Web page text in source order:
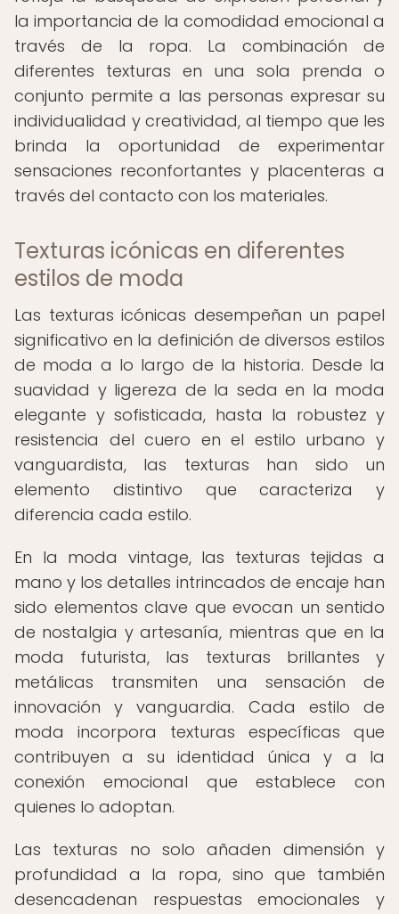
la importancia de la comodidad emocional a
través de la ropa. La combinación de
diferentes texturas en una sola prenda o
conjunto permite a las personas expresar su
individualidad y creatividad, al tiempo que les
brinda la oportunidad de experimentar
sensaciones reconfortantes y placenteras a
través del contacto con los materiales.
Texturas icónicas en diferentes
estilos de moda
Las texturas icónicas desempeñan un papel
significativo en la definición de diversos estilos
de moda a lo largo de la historia. Desde la
suavidad y ligereza de la seda en la moda
elegante y sofisticada, hasta la robustez y
resistencia del cuero en el estilo urbano y
vanguardista, las texturas han sido un
elemento distintivo que caracteriza y
diferencia cada estilo.
En la moda vintage, las texturas tejidas a
mano y los detalles intrincados de encaje han
sido elementos clave que evocan un sentido
de nostalgia y artesanía, mientras que en la
moda futurista, las texturas brillantes y
metálicas transmiten una sensación de
innovación y vanguardia. Cada estilo de
moda incorpora texturas específicas que
contribuyen a su identidad única y a la
conexión emocional que establece con
quienes lo adoptan.
Las texturas no solo añaden dimensión y
profundidad a la ropa, sino que también
desencadenan respuestas emocionales y